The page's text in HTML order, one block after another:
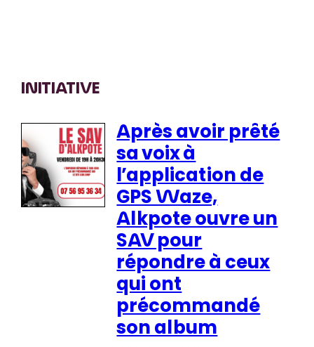
INITIATIVE
Après avoir prêté
sa voix à
l’application de
GPS Waze,
Alkpote ouvre un
SAV pour
répondre à ceux
qui ont
précommandé
son album